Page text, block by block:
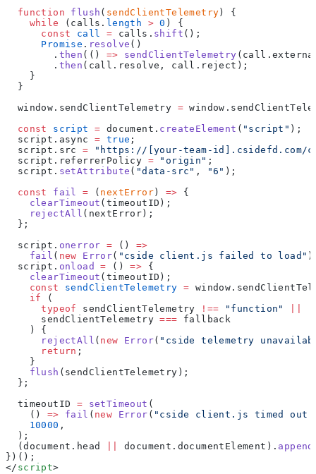
  function
flush ( sendClientTelemetry ) {
    while
(calls. length > 0 ) {
      const
call = calls. shift ();
      Promise
. resolve ()
        .
then (() => sendClientTelemetry
        .
then (call.resolve, call.reject);
    }
  }
  window.sendClientTelemetry
=
  const
script = document. createElement ( "script" );
  script.async
= true ;
  script.src
= "https://[your-team-
  script.referrerPolicy
= "origin" ;
  script.
setAttribute ( "data-src" , "6" );
  const
fail = ( nextError ) => {
    clearTimeout
(timeoutID);
    rejectAll
(nextError);
  };
  script.
onerror = () =>
    fail
( new Error( "cside client.js failed to load"
  script.
onload = () => {
    clearTimeout
(timeoutID);
    const
sendClientTelemetry =
    if
(
      typeof
sendClientTelemetry !== "function"
      sendClientTelemetry
=== fallback
    ) {
      rejectAll
( new Error( "cside telemetry
      return
;
    }
    flush
(sendClientTelemetry);
  };
  timeoutID
= setTimeout (
    ()
=> fail ( new Error ( "cside client.js timed out
    10000
,
  );
  (document.head
document.documentElement).
})();
</ script>